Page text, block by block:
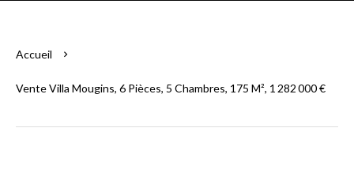
Accueil
Vente Villa Mougins, 6 Pièces, 5 Chambres, 175 M², 1 282 000 €